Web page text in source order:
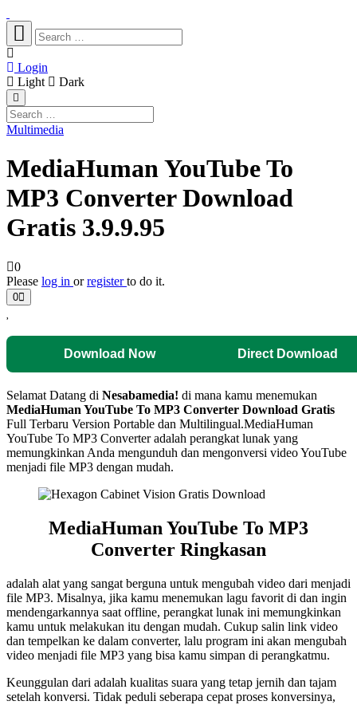
Login
Light
Dark
Multimedia
MediaHuman YouTube To
MP3 Converter Download
Gratis 3.9.9.95
0
Please log in orregisterto do it.
0
Download Now Direct Download
Selamat Datang di Nesabamedia! di mana kamu menemukan
MediaHuman YouTube To MP3 Converter Download Gratis
Full Terbaru Version Portable dan Multilingual.MediaHuman
YouTube To MP3 Converter adalah perangkat lunak yang
memungkinkan Anda mengunduh dan mengonversi video YouTube
menjadi file MP3 dengan mudah.
MediaHuman YouTube To MP3
Converter Ringkasan
adalah alat yang sangat berguna untuk mengubah video dari menjadi
file MP3. Misalnya, jika kamu menemukan lagu favorit di dan ingin
mendengarkannya saat offline, perangkat lunak ini memungkinkan
kamu untuk melakukan itu dengan mudah. Cukup salin link video
dan tempelkan ke dalam converter, lalu program ini akan mengubah
video menjadi file MP3 yang bisa kamu simpan di perangkatmu.
Keunggulan dari adalah kualitas suara yang tetap jernih dan tajam
setelah konversi. Tidak peduli seberapa cepat proses konversinya,